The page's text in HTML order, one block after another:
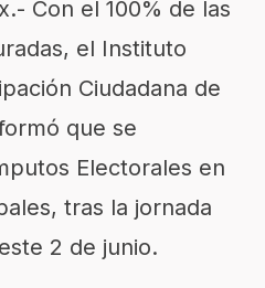
Con el 100% de las
el Instituto
Ciudadana de
que se
Electorales en
tras la jornada
2 de junio.